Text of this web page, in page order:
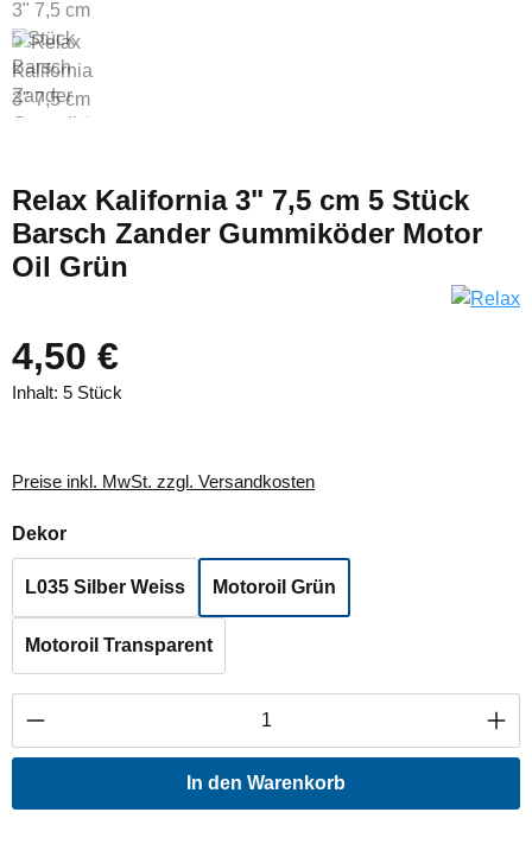
Relax Kalifornia 3" 7,5 cm 5 Stück
Barsch Zander Gummiköder Motor
Oil Grün
4,50 €
Inhalt: 5 Stück
Preise inkl. MwSt. zzgl. Versandkosten
Dekorauswählen
L035 Silber Weiss Motoroil Grün
Motoroil Transparent
Produkt Anzahl: Gib den gewünschten
In den Warenkorb